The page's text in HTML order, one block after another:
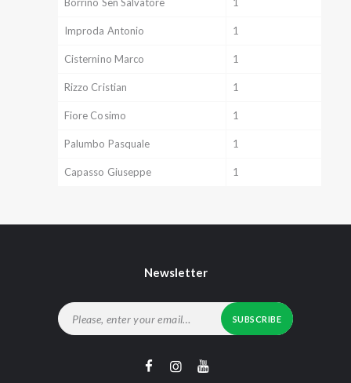
Borrino Sen Salvatore 1
Improda Antonio 1
Cisternino Marco 1
Rizzo Cristian 1
Fiore Cosimo 1
Palumbo Pasquale 1
Capasso Giuseppe 1
Newsletter